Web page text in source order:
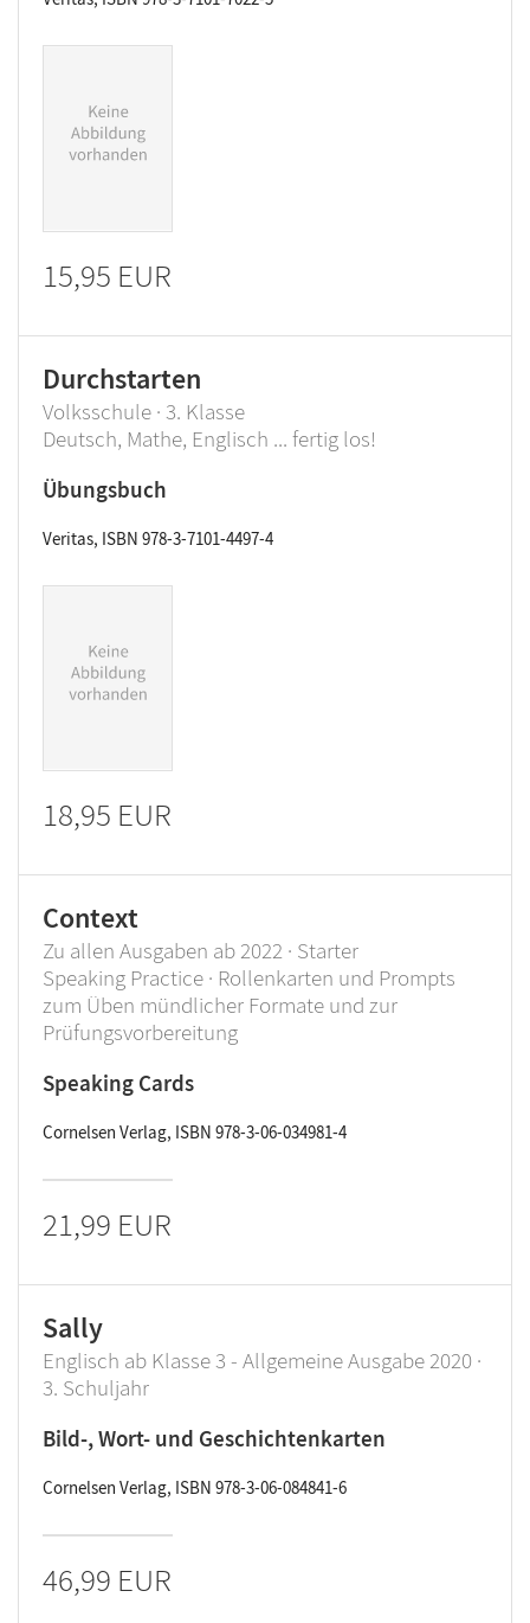
15,95 EUR
Durchstarten
Volksschule · 3. Klasse
Deutsch, Mathe, Englisch ... fertig los!
Übungsbuch
Veritas, ISBN 978-3-7101-4497-4
18,95 EUR
Context
Zu allen Ausgaben ab 2022 · Starter
Speaking Practice · Rollenkarten und Prompts
zum Üben mündlicher Formate und zur
Prüfungsvorbereitung
Speaking Cards
Cornelsen Verlag, ISBN 978-3-06-034981-4
21,99 EUR
Sally
Englisch ab Klasse 3 - Allgemeine Ausgabe 2020 ·
3. Schuljahr
Bild-, Wort- und Geschichtenkarten
Cornelsen Verlag, ISBN 978-3-06-084841-6
46,99 EUR